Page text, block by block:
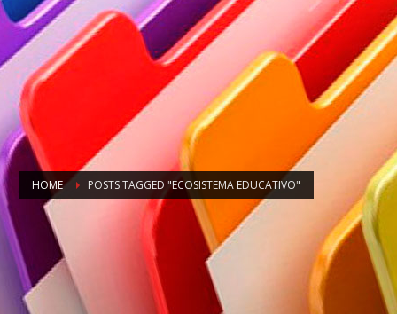
HOME POSTS TAGGED "ECOSISTEMA EDUCATIVO"